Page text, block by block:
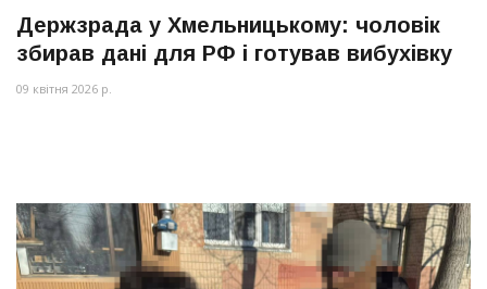
Держзрада у Хмельницькому: чоловік
збирав дані для РФ і готував вибухівку
09 квітня 2026 р.